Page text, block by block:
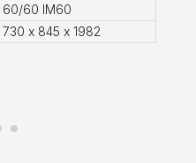
60/60 IM60
730 х 845 х 1982